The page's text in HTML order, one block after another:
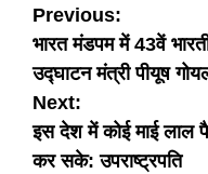
Post
navigation
Previous:
भारत मंडपम में 43वें
उद्घाटन मंत्री पीयूष
Next:
इस देश में कोई माई लाल
कर सके: उपराष्ट्रपति